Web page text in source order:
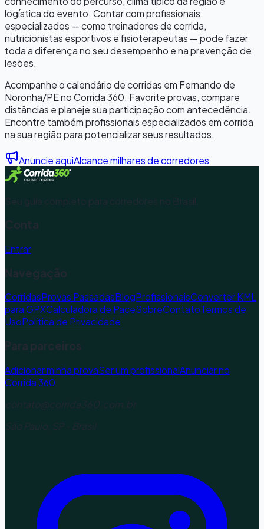
logística do evento. Contar com profissionais
especializados — como treinadores de corrida,
nutricionistas esportivos e fisioterapeutas — pode fazer
toda a diferença no seu desempenho e na prevenção de
lesões.
Acompanhe o calendário de corridas em Fernando de
Noronha/PEno Corrida 360. Favorite provas, compare
distâncias e planeje sua participação com antecedência.
Encontre também profissionais especializados em corrida
na sua região para potencializar seus resultados.
Anuncie aquiAlcance milhares de corredores
Seu guia completo para corredores no Brasil.
Conta
Entrar
Navegação
CorridasProvas PassadasBlogProfissionaisConverter KML
para GPXCalculadora de PaceSobreContatoTermos de
UsoPolítica de Privacidade
Para parceiros
Adicionar minha provaSer um profissionalAnunciar no
Corrida 360
contato@corrida360.com.br
São Paulo, SP - Brasil